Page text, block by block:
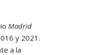
Madrid
y 2021.
a la